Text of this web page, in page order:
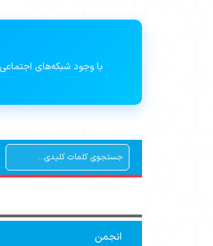
با وجود شبکه‌های
انجمن